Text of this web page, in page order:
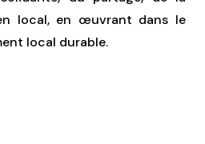
local, en œuvrant dans le
local durable.